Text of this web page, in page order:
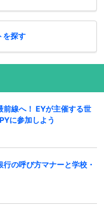
を探す
前線へ！ EYが主催する世
に参加しよう
行の呼び方マナーと学校・